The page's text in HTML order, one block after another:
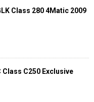
Class 280 4Matic 2009
Class C250 Exclusive